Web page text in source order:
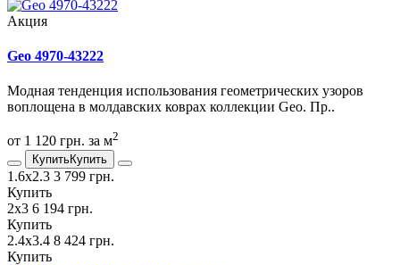
Акция
Geo 4970-43222
Модная тенденция использования геометрических узоров
воплощена в молдавских коврах коллекции Geo. Пр..
от 1 120 грн. за м2
КупитьКупить
1.6х2.3 3 799 грн.
Купить
2х3 6 194 грн.
Купить
2.4х3.4 8 424 грн.
Купить